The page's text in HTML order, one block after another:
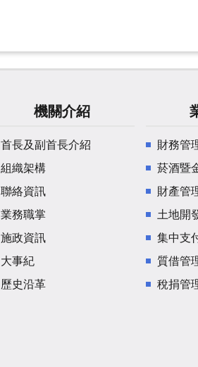
機關介紹
首長及副首長介紹
組織架構
聯絡資訊
業務職掌
施政資訊
大事紀
歷史沿革
財務管
菸酒暨
財產管
土地開
集中支
質借管
稅捐管